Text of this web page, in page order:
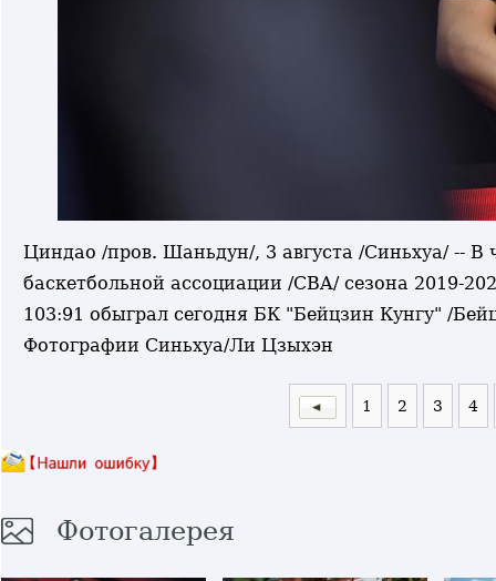
Циндао /пров. Шаньдун/, 3 августа /Синьхуа/ --
баскетбольной ассоциации /CBA/ сезона 2019-
103:91 обыграл сегодня БК "Бейцзин Кунгу" /
Фотографии Синьхуа/Ли Цзыхэн
1 2 3 4
Фотогалерея